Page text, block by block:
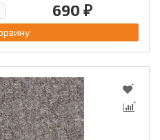
690 ₽